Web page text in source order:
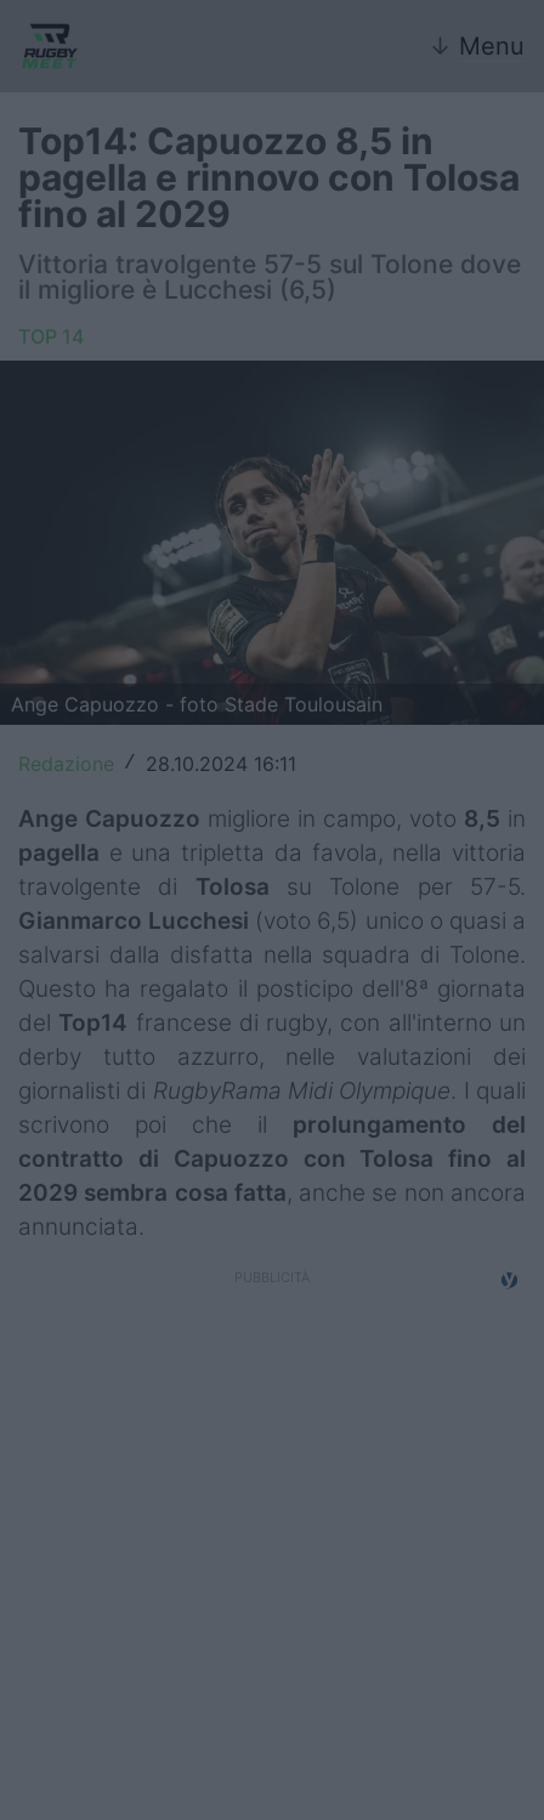
↓ Menu
Nazionale
Nazionali giovanili
Rugby Sevens
FIR
United Rugby Championship
Champions Cup
Rugby World Cup
Super Rugby
Rugby in TV
Mercato
Serie A Elite
Campionati
Serie A
Serie B
Top14: Capuozzo 8,5 in
pagella e rinnovo con Tolosa
fino al 2029
Vittoria travolgente 57-5 sul Tolone dove
il migliore è Lucchesi (6,5)
TOP 14
Ange Capuozzo - foto Stade Toulousain
Redazione / 28.10.2024 16:11
Ange Capuozzo migliore in campo, voto 8,5 in
pagella e una tripletta da favola, nella vittoria
travolgente di Tolosa su Tolone per 57-5.
Gianmarco Lucchesi (voto 6,5) unico o quasi a
salvarsi dalla disfatta nella squadra di Tolone.
Questo ha regalato il posticipo dell'8ª giornata
del Top14 francese di rugby, con all'interno un
derby tutto azzurro, nelle valutazioni dei
giornalisti di RugbyRama Midi Olympique. I quali
scrivono poi che il prolungamento del
contratto di Capuozzo con Tolosa fino al
2029 sembra cosa fatta, anche se non ancora
annunciata.